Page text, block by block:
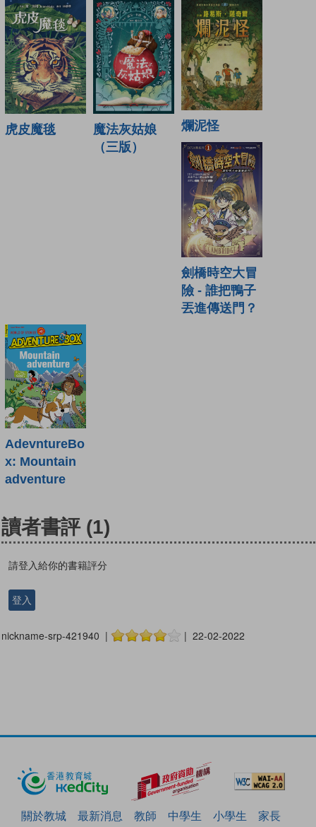
虎皮魔毯
魔法灰姑娘
（三版）
爛泥怪
劍橋時空大冒
險 - 誰把鴨子
丟進傳送門？
AdevntureBo
x: Mountain
adventure
讀者書評 (1)
請登入給你的書籍評分
登入
nickname-srp-421940 | | 22-02-2022
關於教城 最新消息 教師 中學生 小學生
家長